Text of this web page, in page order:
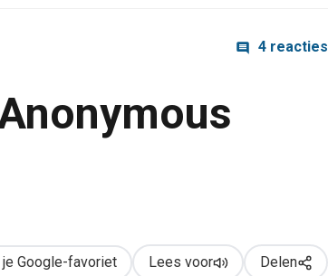
4 reacties
je Google-favoriet Lees voor Delen